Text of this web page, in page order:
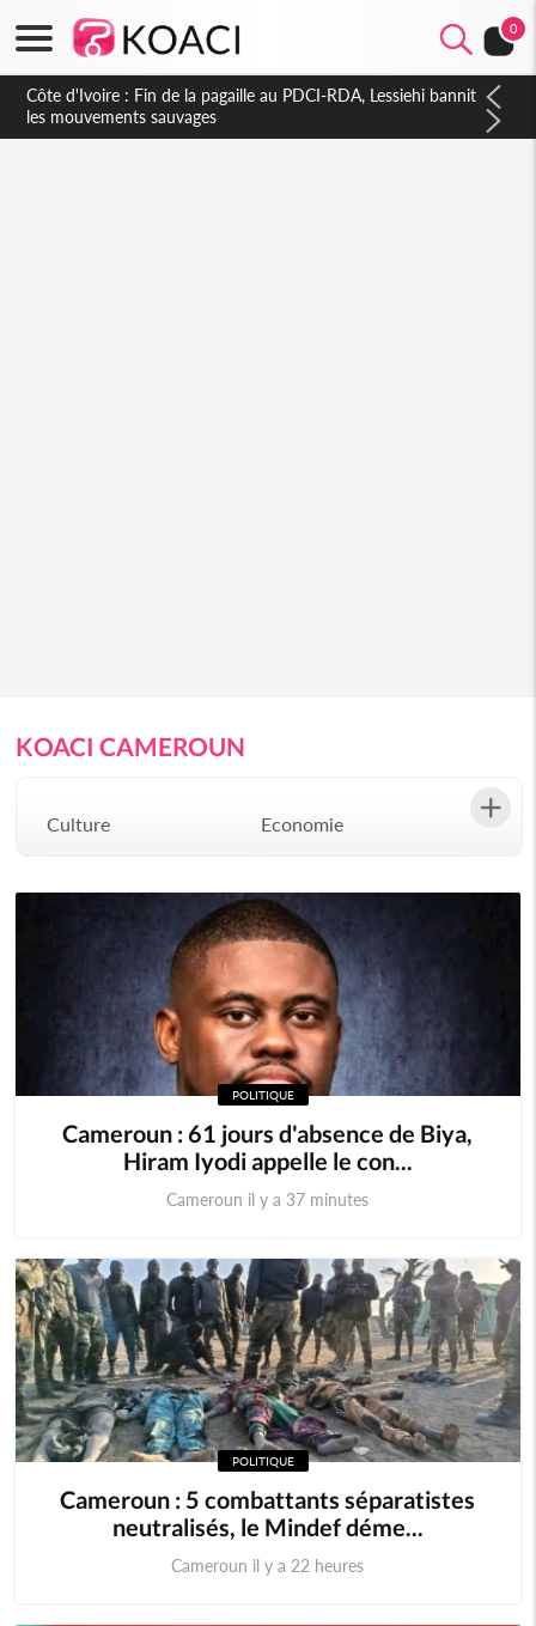
0
Côte d'Ivoire : Fin de la pagaille au PDCI-RDA, Lessiehi bannit
les mouvements sauvages
KOACI CAMEROUN
Culture Economie
Mode
Politique Santé
Science Société
POLITIQUE
Cameroun : 61 jours d'absence de Biya,
Hiram Iyodi appelle le con...
Cameroun il y a 37 minutes
POLITIQUE
Cameroun : 5 combattants séparatistes
neutralisés, le Mindef déme...
Cameroun il y a 22 heures